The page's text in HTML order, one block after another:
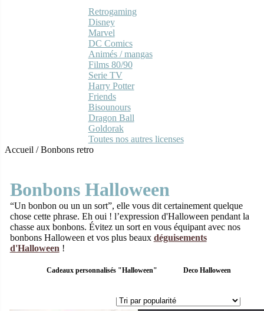
Retrogaming
Disney
Marvel
DC Comics
Animés / mangas
Films 80/90
Serie TV
Harry Potter
Friends
Bisounours
Dragon Ball
Goldorak
Toutes nos autres licenses
Accueil /Bonbons retro
Bonbons Halloween
“Un bonbon ou un un sort”, elle vous dit certainement quelque
chose cette phrase. Eh oui ! l’expression d'Halloween pendant la
chasse aux bonbons. Évitez un sort en vous équipant avec nos
bonbons Halloween et vos plus beaux déguisements
d'Halloween !
Cadeaux personnalisés "Halloween" Deco Halloween